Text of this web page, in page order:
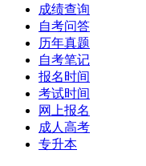
成绩查询
自考问答
历年真题
自考笔记
报名时间
考试时间
网上报名
成人高考
专升本